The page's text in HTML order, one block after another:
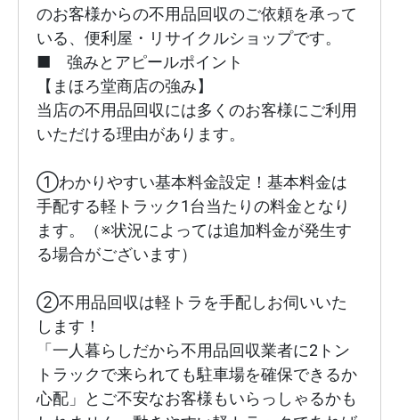
のお客様からの不用品回収のご依頼を承って
いる、便利屋・リサイクルショップです。
■　強みとアピールポイント
【まほろ堂商店の強み】
当店の不用品回収には多くのお客様にご利用
いただける理由があります。
①わかりやすい基本料金設定！基本料金は
手配する軽トラック1台当たりの料金となり
ます。（※状況によっては追加料金が発生す
る場合がございます）
②不用品回収は軽トラを手配しお伺いいた
します！
「一人暮らしだから不用品回収業者に2トン
トラックで来られても駐車場を確保できるか
心配」とご不安なお客様もいらっしゃるかも